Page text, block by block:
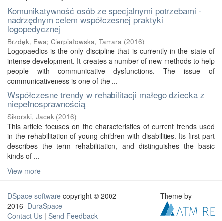
Komunikatywność osób ze specjalnymi potrzebami -
nadrzędnym celem współczesnej praktyki
logopedycznej
Brzdęk, Ewa; Cierpiałowska, Tamara (2016)
Logopaedics is the only discipline that is currently in the state of
intense development. It creates a number of new methods to help
people with communicative dysfunctions. The issue of
communicativeness is one of the ...
Współczesne trendy w rehabilitacji małego dziecka z
niepełnosprawnością
Sikorski, Jacek (2016)
This article focuses on the characteristics of current trends used
in the rehabilitation of young children with disabilities. Its first part
describes the term rehabilitation, and distinguishes the basic
kinds of ...
View more
DSpace software copyright © 2002-
2016 DuraSpace
Contact Us | Send Feedback
Theme by